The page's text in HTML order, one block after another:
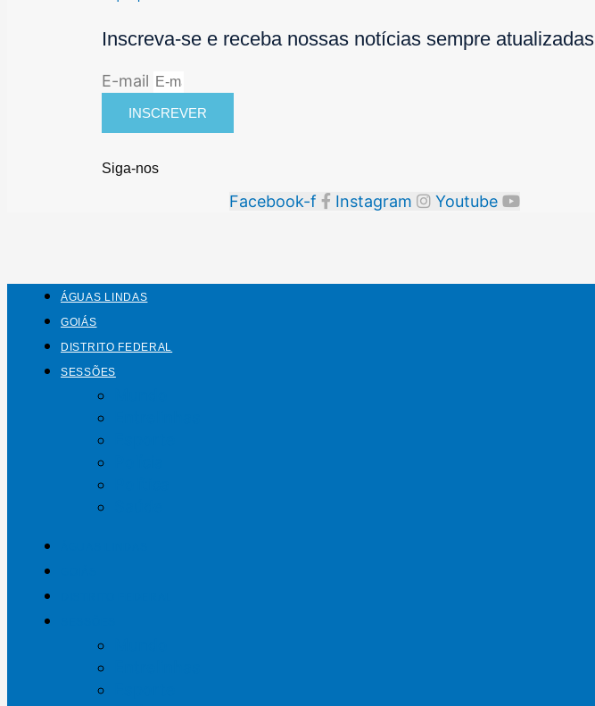
Inscreva-se e receba nossas notícias sempre atualizadas
E-mail
INSCREVER
Siga-nos
Facebook-f Instagram Youtube
ÁGUAS LINDAS
GOIÁS
DISTRITO FEDERAL
SESSÕES